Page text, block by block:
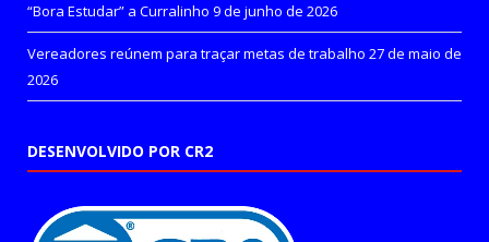
“Bora Estudar” a Curralinho 9 de junho de 2026
Vereadores reúnem para traçar metas de trabalho 27 de maio de
2026
DESENVOLVIDO POR CR2